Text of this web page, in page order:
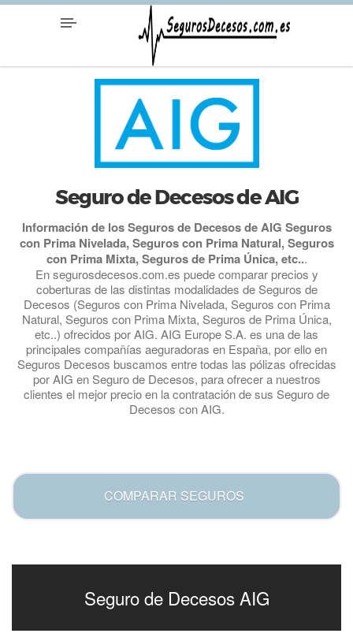
Seguro de Decesos de AIG
Información de los Seguros de Decesos de AIG Seguros
con Prima Nivelada, Seguros con Prima Natural, Seguros
con Prima Mixta, Seguros de Prima Única, etc...
En segurosdecesos.com.es puede comparar precios y
coberturas de las distintas modalidades de Seguros de
Decesos (Seguros con Prima Nivelada, Seguros con Prima
Natural, Seguros con Prima Mixta, Seguros de Prima Única,
etc..) ofrecidos por AIG. AIG Europe S.A. es una de las
principales compañías aeguradoras en España, por ello en
Seguros Decesos buscamos entre todas las pólizas ofrecidas
por AIG en Seguro de Decesos, para ofrecer a nuestros
clientes el mejor precio en la contratación de sus Seguro de
Decesos con AIG.
COMPARAR SEGUROS
Seguro de Decesos AIG